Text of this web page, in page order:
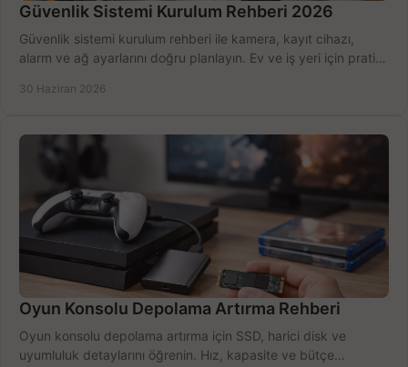
Güvenlik Sistemi Kurulum Rehberi 2026
Güvenlik sistemi kurulum rehberi ile kamera, kayıt cihazı,
alarm ve ağ ayarlarını doğru planlayın. Ev ve iş yeri için pratik
30 Haziran 2026
Oyun Konsolu Depolama Artırma Rehberi
Oyun konsolu depolama artırma için SSD, harici disk ve
uyumluluk detaylarını öğrenin. Hız, kapasite ve bütçe